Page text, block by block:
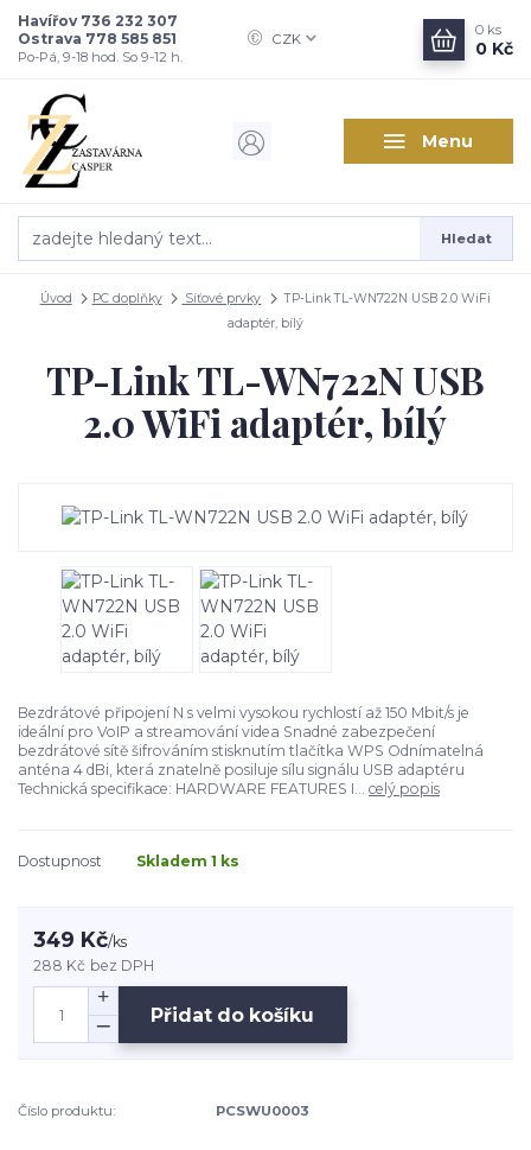
Menu
CZK
Hledat
Havířov 736 232 307
Ostrava 778 585 851
Po-Pá, 9-18 hod. So 9-12 h.
0 ks
0 Kč
Úvod PC doplňky Síťové prvky
TP-Link TL-WN722N USB 2.0 WiFi
adaptér, bílý
TP-Link TL-WN722N USB
2.0 WiFi adaptér, bílý
Bezdrátové připojení N s velmi vysokou rychlostí až 150 Mbit/s je
ideální pro VoIP a streamování videa Snadné zabezpečení
bezdrátové sítě šifrováním stisknutím tlačítka WPS Odnímatelná
anténa 4 dBi, která znatelně posiluje sílu signálu USB adaptéru
Technická specifikace: HARDWARE FEATURES I... celý popis
Dostupnost Skladem 1 ks
349 Kč/ks
288 Kč bez DPH
Přidat do košíku
Číslo produktu: PCSWU0003